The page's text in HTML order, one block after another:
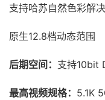
支持哈苏自然色
原生12.8档动态范围
后期空间： 支持10bit
最高视频规格： 5.1K